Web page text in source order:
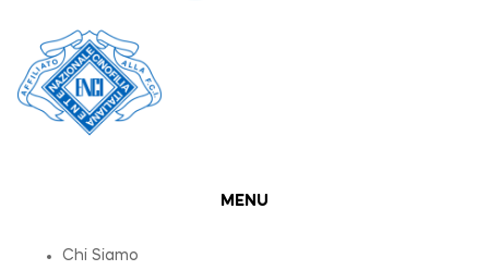
MENU
Chi Siamo